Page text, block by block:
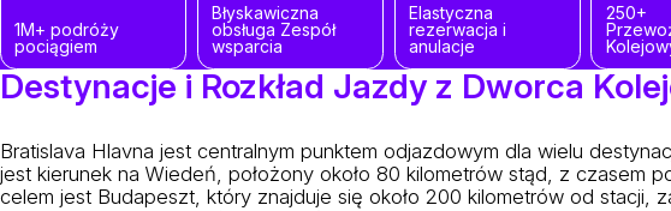
1M+ podróży
pociągiem
Błyskawiczna
obsługa Zespół
wsparcia
Elastyczna
rezerwacja i
anulacje
250+
Destynacje i Rozkład Jazdy z Dworca
Bratislava Hlavna jest centralnym punktem odjazdowym dla wielu
jest kierunek na Wiedeń, położony około 80 kilometrów stąd, z czasem
celem jest Budapeszt, który znajduje się około 200 kilometrów od stacji,